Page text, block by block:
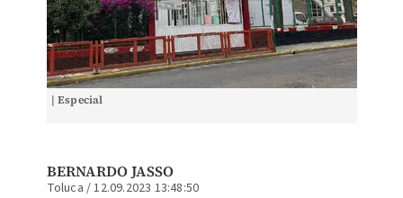
| Especial
BERNARDO JASSO
Toluca /12.09.2023 13:48:50